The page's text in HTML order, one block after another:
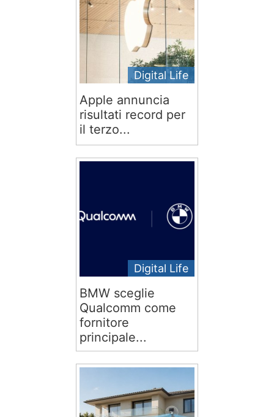
Digital Life
Apple annuncia
risultati record per
il terzo...
Digital Life
BMW sceglie
Qualcomm come
fornitore
principale...